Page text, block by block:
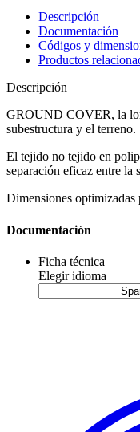
Descripción
Documentación
Códigos y
Productos
Descripción
GROUND COVER, la
subestructura y el terreno.
El tejido no tejido en
separación eficaz entre la
Dimensiones optimizadas
Documentación
Ficha técnica
Elegir idioma